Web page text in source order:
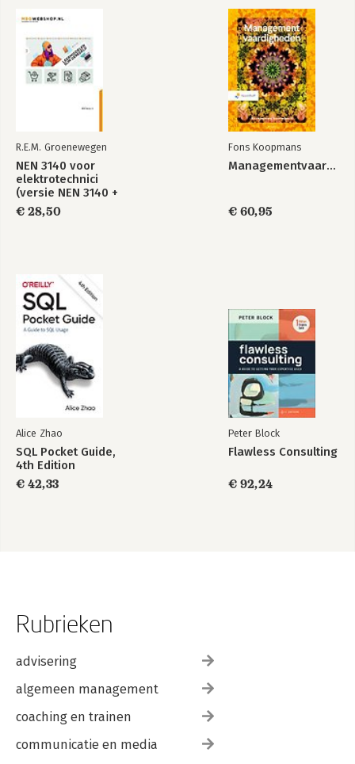
5 SAMENVATTING ZELFEVALUATIE
5.2 Resultaatblad voorgestelde acties
5.3 Resultaatblad definitieve acties
R.E.M. Groenewegen
NEN 3140 voor
elektrotechnici
(versie NEN 3140 +
A3:2019)
€ 28,50
Fons Koopmans
Managementvaardigheden
€ 60,95
Alice Zhao
SQL Pocket Guide,
4th Edition
€ 42,33
Peter Block
Flawless Consulting
€ 92,24
Rubrieken
advisering
algemeen management
coaching en trainen
communicatie en media